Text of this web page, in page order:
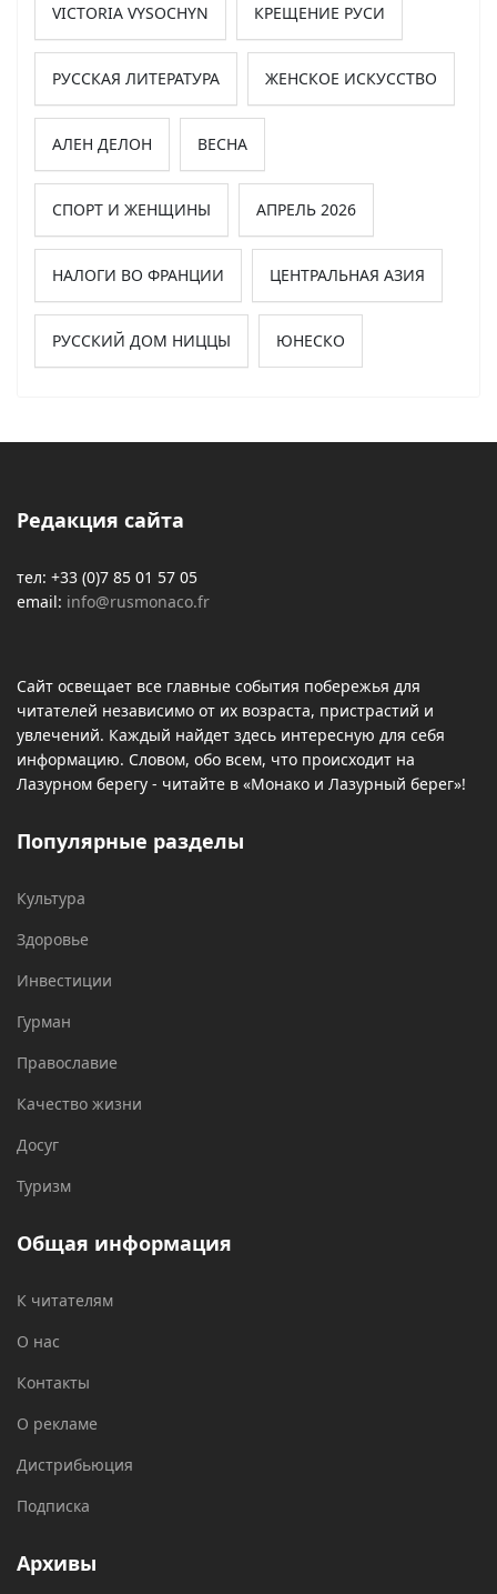
VICTORIA VYSOCHYN КРЕЩЕНИЕ РУСИ
РУССКАЯ ЛИТЕРАТУРА ЖЕНСКОЕ ИСКУССТВО
АЛЕН ДЕЛОН ВЕСНА
СПОРТ И ЖЕНЩИНЫ АПРЕЛЬ 2026
НАЛОГИ ВО ФРАНЦИИ ЦЕНТРАЛЬНАЯ АЗИЯ
РУССКИЙ ДОМ НИЦЦЫ ЮНЕСКО
Редакция сайта
тел: +33 (0)7 85 01 57 05
email: info@rusmonaco.fr
Сайт освещает все главные события побережья для
читателей независимо от их возраста, пристрастий и
увлечений. Каждый найдет здесь интересную для себя
информацию. Словом, обо всем, что происходит на
Лазурном берегу - читайте в «Монако и Лазурный берег»!
Популярные разделы
Культура
Здоровье
Инвестиции
Гурман
Православие
Качество жизни
Досуг
Туризм
Общая информация
К читателям
О нас
Контакты
О рекламе
Дистрибьюция
Подписка
Архивы